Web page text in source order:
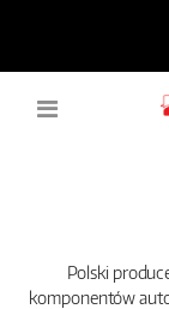
Polski
komponentów